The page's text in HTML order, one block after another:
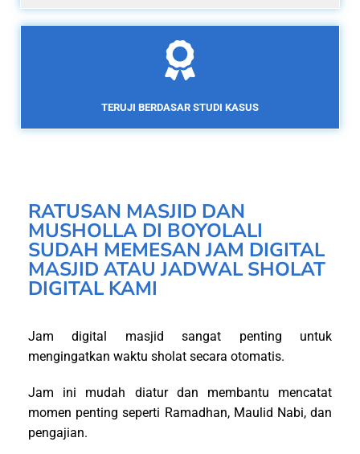
TERUJI BERDASAR STUDI KASUS
RATUSAN MASJID DAN
MUSHOLLA DI BOYOLALI
SUDAH MEMESAN JAM DIGITAL
MASJID ATAU JADWAL SHOLAT
DIGITAL KAMI
Jam digital masjid sangat penting untuk
mengingatkan waktu sholat secara otomatis.
Jam ini mudah diatur dan membantu mencatat
momen penting seperti Ramadhan, Maulid Nabi, dan
pengajian.